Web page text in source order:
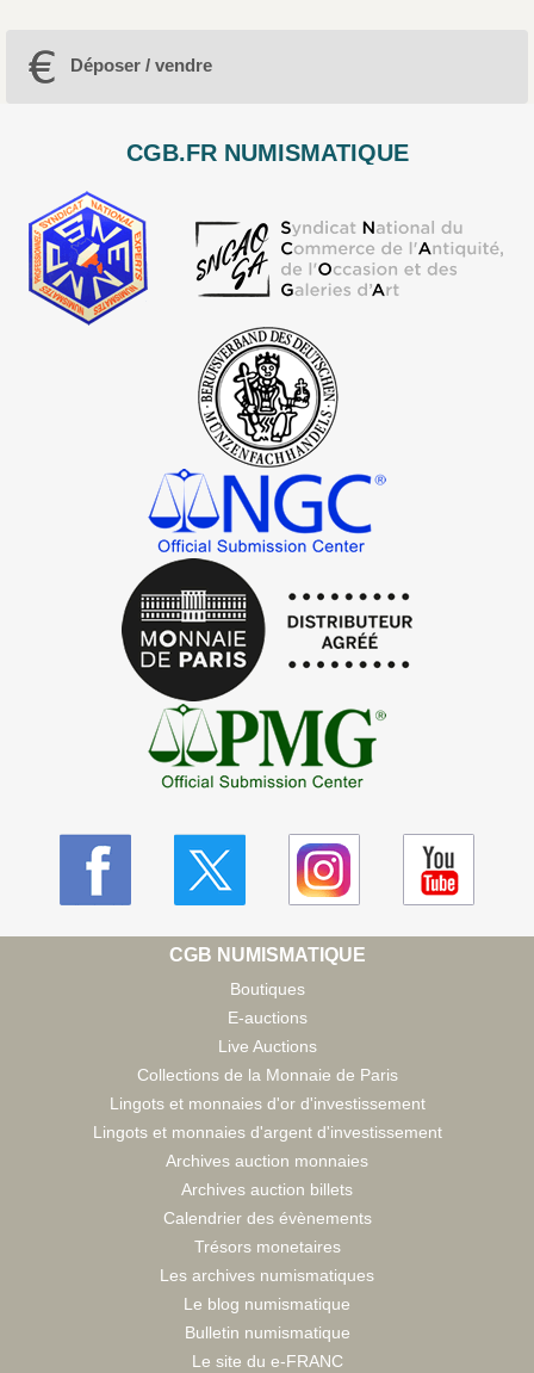
Déposer / vendre
CGB.FR NUMISMATIQUE
CGB NUMISMATIQUE
Boutiques
E-auctions
Live Auctions
Collections de la Monnaie de Paris
Lingots et monnaies d'or d'investissement
Lingots et monnaies d'argent d'investissement
Archives auction monnaies
Archives auction billets
Calendrier des évènements
Trésors monetaires
Les archives numismatiques
Le blog numismatique
Bulletin numismatique
Le site du e-FRANC